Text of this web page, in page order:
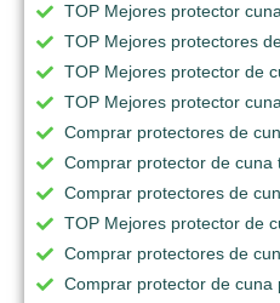
TOP Mejores protector
TOP Mejores protectores
TOP Mejores protector de
TOP Mejores protector
Comprar protectores de
Comprar protector de cuna
Comprar protectores de
TOP Mejores protector de
Comprar protectores de
Comprar protector de cuna